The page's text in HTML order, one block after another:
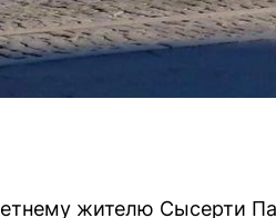
жителю Сысерти